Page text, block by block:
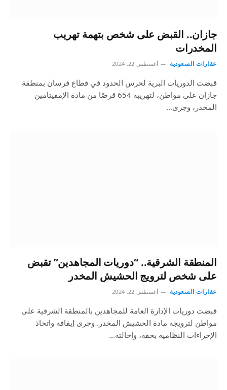
جازان.. القبض على شخص بتهمة تهريب
المخدرات
عقارات السعودية أغسطس 22, 2024
قبضت الدوريات البرية لحرس الحدود في قطاع فرسان بمنطقة
جازان على مواطن، لتهريبه 654 قرصًا من مادة الإمفيتامين
المخدر، وجرى…
المنطقة الشرقية.. “دوريات المجاهدين” تقبض
على شخص لترويج الحشيش المخدر
عقارات السعودية أغسطس 22, 2024
قبضت دوريات الإدارة العامة للمجاهدين بالمنطقة الشرقية على
مواطن لترويجه مادة الحشيش المخدر. وجرى إيقافه واتخاذ
الإجراءات النظامية بحقه، وإحالته…